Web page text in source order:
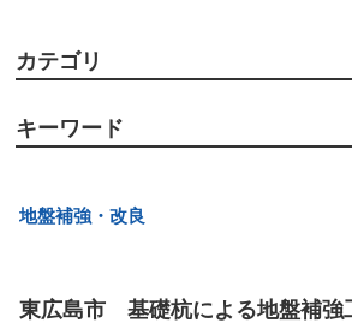
カテゴリ
キーワード
地盤補強・改良​
東広島市 基礎杭による地盤補